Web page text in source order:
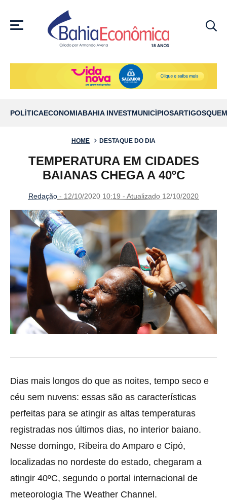
MENU
POLÍTICAECONOMIABAHIA INVESTMUNICÍPIOSARTIGOS
HOME DESTAQUE DO DIA
TEMPERATURA EM CIDADES
BAIANAS CHEGA A 40ºC
Redação - 12/10/2020 10:19 - Atualizado 12/10/2020
Dias mais longos do que as noites, tempo seco e
céu sem nuvens: essas são as características
perfeitas para se atingir as altas temperaturas
registradas nos últimos dias, no interior baiano.
Nesse domingo, Ribeira do Amparo e Cipó,
localizadas no nordeste do estado, chegaram a
atingir 40ºC, segundo o portal internacional de
meteorologia The Weather Channel.